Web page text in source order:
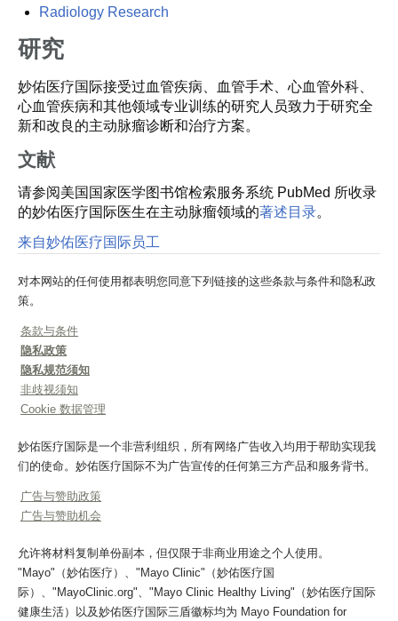
Radiology Research
研究
妙佑医疗国际接受过血管疾病、血管手术、心血管外科、
心血管疾病和其他领域专业训练的研究人员致力于研究全
新和改良的主动脉瘤诊断和治疗方案。
文献
请参阅美国国家医学图书馆检索服务系统 PubMed 所收录
的妙佑医疗国际医生在主动脉瘤领域的著述目录。
来自妙佑医疗国际员工
对本网站的任何使用都表明您同意下列链接的这些条款与条件和隐私政
策。
条款与条件
隐私政策
隐私规范须知
非歧视须知
Cookie 数据管理
妙佑医疗国际是一个非营利组织，所有网络广告收入均用于帮助实现我
们的使命。妙佑医疗国际不为广告宣传的任何第三方产品和服务背书。
广告与赞助政策
广告与赞助机会
允许将材料复制单份副本，但仅限于非商业用途之个人使用。
"Mayo"（妙佑医疗）、"Mayo Clinic"（妙佑医疗国
际）、"MayoClinic.org"、"Mayo Clinic Healthy Living"（妙佑医疗国际
健康生活）以及妙佑医疗国际三盾徽标均为 Mayo Foundation for